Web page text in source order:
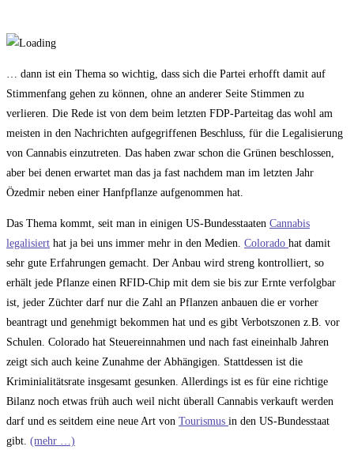
… dann ist ein Thema so wichtig, dass sich die Partei erhofft damit auf
Stimmenfang gehen zu können, ohne an anderer Seite Stimmen zu
verlieren. Die Rede ist von dem beim letzten FDP-Parteitag das wohl am
meisten in den Nachrichten aufgegriffenen Beschluss, für die Legalisierung
von Cannabis einzutreten. Das haben zwar schon die Grünen beschlossen,
aber bei denen erwartet man das ja fast nachdem man im letzten Jahr
Özedmir neben einer Hanfpflanze aufgenommen hat.
Das Thema kommt, seit man in einigen US-Bundesstaaten Cannabis
legalisiert hat ja bei uns immer mehr in den Medien. Colorado hat damit
sehr gute Erfahrungen gemacht. Der Anbau wird streng kontrolliert, so
erhält jede Pflanze einen RFID-Chip mit dem sie bis zur Ernte verfolgbar
ist, jeder Züchter darf nur die Zahl an Pflanzen anbauen die er vorher
beantragt und genehmigt bekommen hat und es gibt Verbotszonen z.B. vor
Schulen. Colorado hat Steuereinnahmen und nach fast eineinhalb Jahren
zeigt sich auch keine Zunahme der Abhängigen. Stattdessen ist die
Kriminialitätsrate insgesamt gesunken. Allerdings ist es für eine richtige
Bilanz noch etwas früh auch weil nicht überall Cannabis verkauft werden
darf und es seitdem eine neue Art von Tourismus in den US-Bundesstaat
gibt. (mehr …)